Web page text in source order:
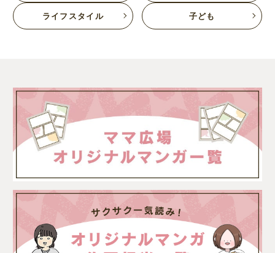
ライフスタイル 子ども